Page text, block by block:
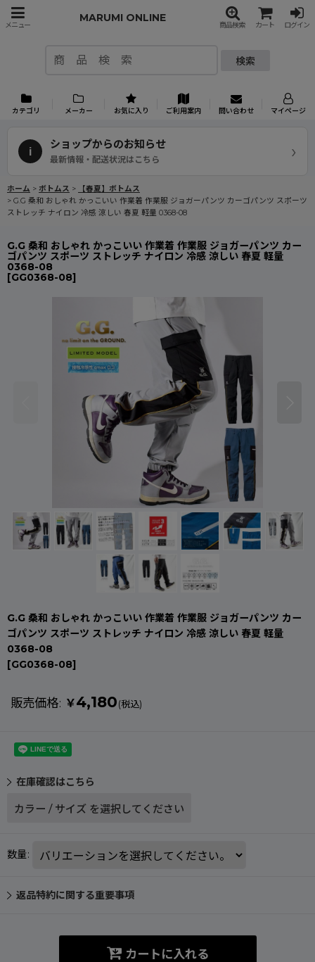
メニュー
MARUMI ONLINE
商品検索 カート ログイン
検索
カテゴリ メーカー お気に入り ご利用案内 問い合わせ マイページ
i
ショップからのお知らせ
最新情報・配送状況はこちら ›
ホーム > ボトムス >
【春夏】ボトムス
> G.G 桑和 おしゃれ かっこいい 作業着 作業服 ジョガーパンツ カーゴパンツ スポーツ
ストレッチ ナイロン 冷感 涼しい 春夏 軽量 0368-08
G.G 桑和 おしゃれ かっこいい 作業着 作業服 ジョガーパンツ カー
ゴパンツ スポーツ ストレッチ ナイロン 冷感 涼しい 春夏 軽量
0368-08
[GG0368-08]
G.G 桑和 おしゃれ かっこいい 作業着 作業服 ジョガーパンツ カー
ゴパンツ スポーツ ストレッチ ナイロン 冷感 涼しい 春夏 軽量
0368-08
[GG0368-08]
販売価格: ￥4,180(税込)
在庫確認はこちら
カラー / サイズ を選択してください
数量:
返品特約に関する重要事項
カートに入れる